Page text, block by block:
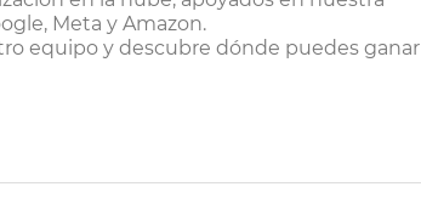
Meta y Amazon.
equipo y descubre dónde puedes ganar